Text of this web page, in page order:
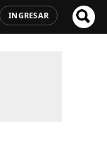
INGRESAR